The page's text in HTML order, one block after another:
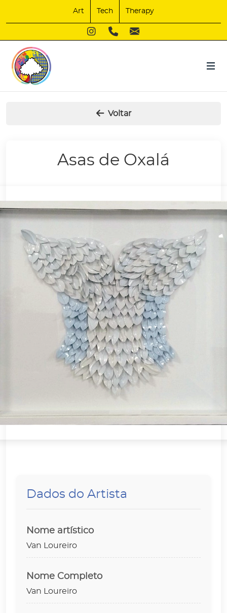
Art Tech Therapy
Voltar
Asas de Oxalá
Dados do Artista
Nome artístico
Van Loureiro
Nome Completo
Van Loureiro